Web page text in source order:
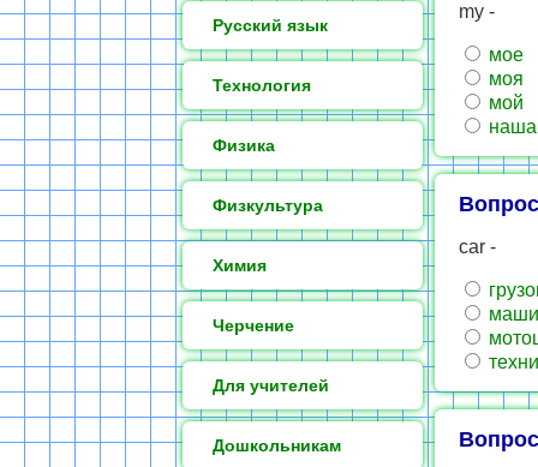
Русский язык
Технология
Физика
Физкультура
Химия
Черчение
Для учителей
Дошкольникам
my -
мое
моя
мой
наша
car -